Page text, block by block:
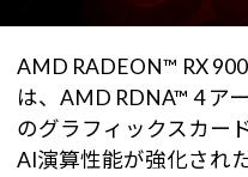
AMD RADEON™ RX
は、AMD RDNA™ 4 ア
のグラフィックスカード
AI演算性能が強化され